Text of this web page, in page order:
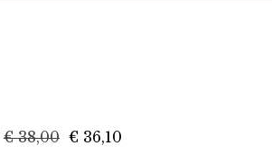
€ 38,00 € 36,10